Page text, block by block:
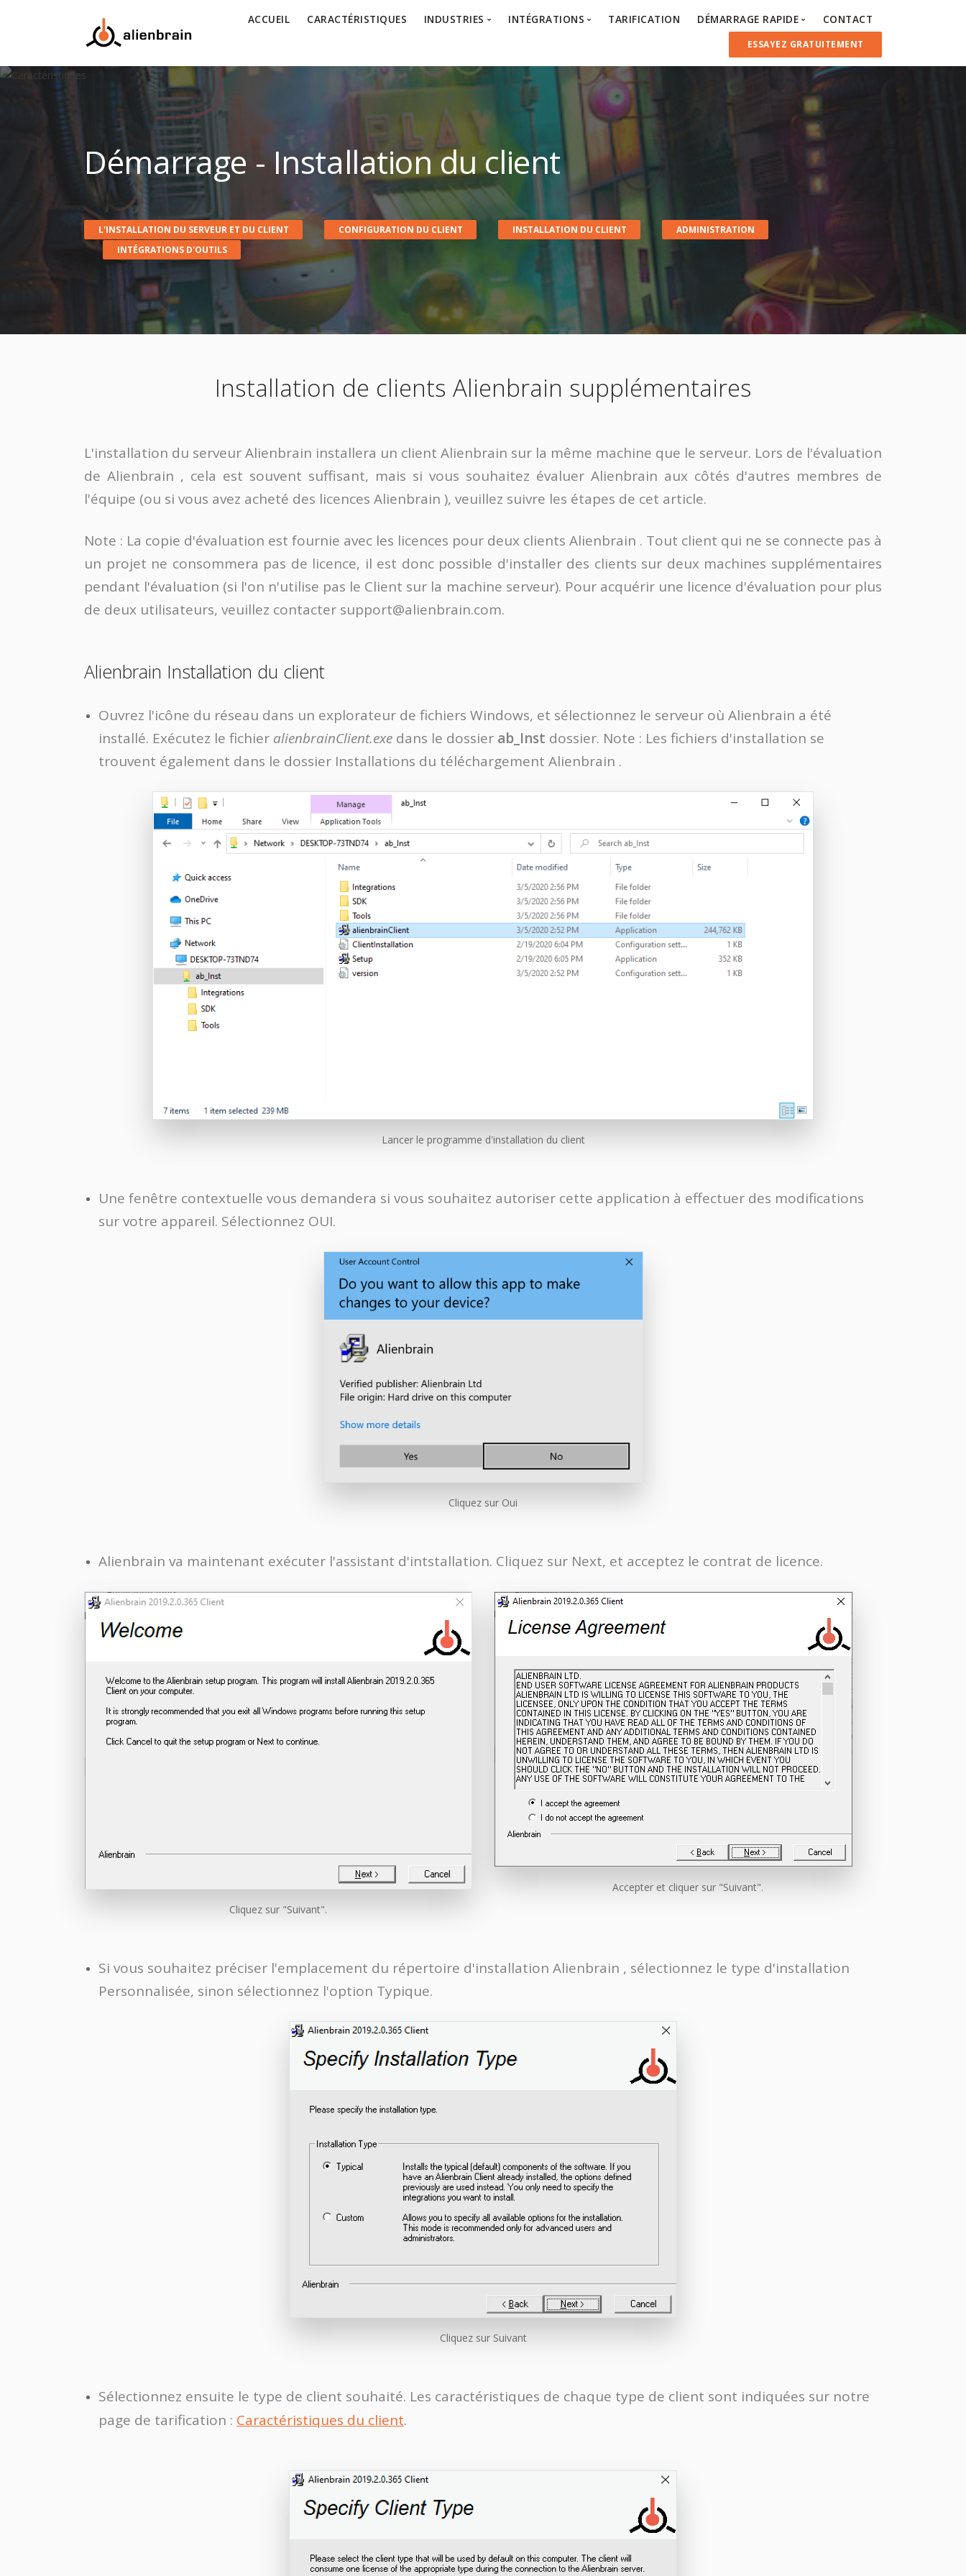
ACCUEIL CARACTÉRISTIQUES INDUSTRIES
Jeux
Architecture & Archviz
Automobile et ingénierie
Film & Animation
Simulation et formation
INTÉGRATIONS
Epic Unreal Engine
Autodesk 3ds Max
Autodesk Maya
Adobe Photoshop
TARIFICATION DÉMARRAGE RAPIDE
Installation du serveur et du client
Configuration du client
Installation du client
Administration
Intégrations des outils
CONTACT
ESSAYEZ GRATUITEMENT
Démarrage - Installation du client
L'INSTALLATION DU SERVEUR ET DU CLIENT CONFIGURATION DU CLIENT INSTALLATION DU CLIENT
ADMINISTRATION
INTÉGRATIONS D'OUTILS
Installation de clients Alienbrain supplémentaires
L'installation du serveur Alienbrain installera un client Alienbrain sur la même machine que le serveur. Lors de l'évaluation
de Alienbrain , cela est souvent suffisant, mais si vous souhaitez évaluer Alienbrain aux côtés d'autres membres de
l'équipe (ou si vous avez acheté des licences Alienbrain ), veuillez suivre les étapes de cet article.
Note : La copie d'évaluation est fournie avec les licences pour deux clients Alienbrain . Tout client qui ne se connecte pas à
un projet ne consommera pas de licence, il est donc possible d'installer des clients sur deux machines supplémentaires
pendant l'évaluation (si l'on n'utilise pas le Client sur la machine serveur). Pour acquérir une licence d'évaluation pour plus
de deux utilisateurs, veuillez contacter support@alienbrain.com.
Alienbrain Installation du client
Ouvrez l'icône du réseau dans un explorateur de fichiers Windows, et sélectionnez le serveur où Alienbrain a été
installé. Exécutez le fichier alienbrainClient.exe dans le dossier ab_Inst dossier. Note : Les fichiers d'installation se
trouvent également dans le dossier Installations du téléchargement Alienbrain .
Lancer le programme d'installation du client
Une fenêtre contextuelle vous demandera si vous souhaitez autoriser cette application à effectuer des modifications
sur votre appareil. Sélectionnez OUI.
Cliquez sur Oui
Alienbrain va maintenant exécuter l'assistant d'intstallation. Cliquez sur Next, et acceptez le contrat de licence.
Accepter et cliquer sur "Suivant".
Cliquez sur "Suivant".
Si vous souhaitez préciser l'emplacement du répertoire d'installation Alienbrain , sélectionnez le type d'installation
Personnalisée, sinon sélectionnez l'option Typique.
Cliquez sur Suivant
Sélectionnez ensuite le type de client souhaité. Les caractéristiques de chaque type de client sont indiquées sur notre
page de tarification : Caractéristiques du client.